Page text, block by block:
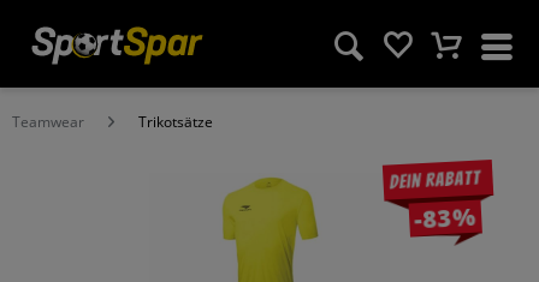
Teamwear Trikotsätze
Dein Rabatt
-83%